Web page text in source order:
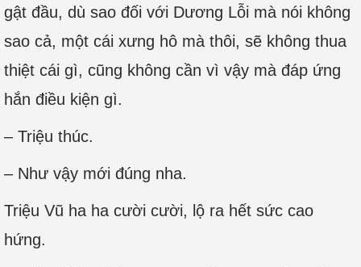
gật đầu, dù sao đối với Dương Lỗi mà nói không
sao cả, một cái xưng hô mà thôi, sẽ không thua
thiệt cái gì, cũng không cần vì vậy mà đáp ứng
hắn điều kiện gì.
– Triệu thúc.
– Như vậy mới đúng nha.
Triệu Vũ ha ha cười cười, lộ ra hết sức cao
hứng.